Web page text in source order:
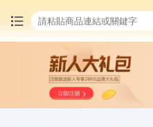
中國商品代購